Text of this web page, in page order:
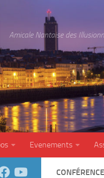
Amicale Nantaise des
Evenements